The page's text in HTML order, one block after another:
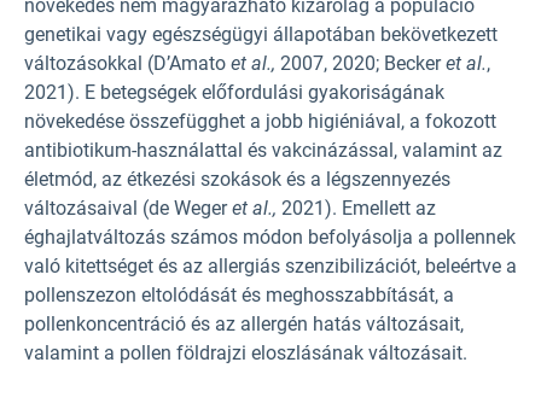
növekedés nem magyarázható kizárólag a populáció
genetikai vagy egészségügyi állapotában bekövetkezett
változásokkal (D’Amato et al., 2007, 2020; Beckeret al.,
2021). E betegségek előfordulási gyakoriságának
növekedése összefügghet a jobb higiéniával, a fokozott
antibiotikum-használattal és vakcinázással, valamint az
életmód, az étkezési szokások és a légszennyezés
változásaival (de Wegeret al., 2021). Emellett az
éghajlatváltozás számos módon befolyásolja a pollennek
való kitettséget és az allergiás szenzibilizációt, beleértve a
pollenszezon eltolódását és meghosszabbítását, a
pollenkoncentráció és az allergén hatás változásait,
valamint a pollen földrajzi eloszlásának változásait.